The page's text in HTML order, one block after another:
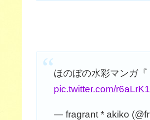
ほのぼの水彩マンガ
pic.twitter.com/
— fragrant * akiko